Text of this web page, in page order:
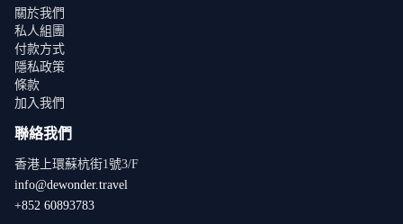
關於我們
私人組團
付款方式
隱私政策
條款
加入我們
聯絡我們
香港上環蘇杭街1號3/F
info@dewonder.travel
+852 60893783